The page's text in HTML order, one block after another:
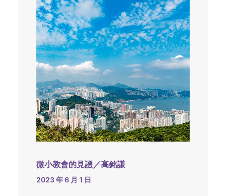
微小教會的見證／高銘謙
2023 年 6 月 1 日